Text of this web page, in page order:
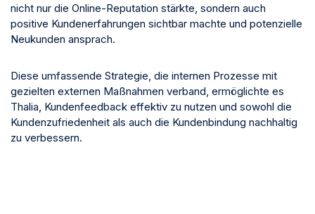
nicht nur die Online-Reputation stärkte, sondern auch
positive Kundenerfahrungen sichtbar machte und potenzielle
Neukunden ansprach.
Diese umfassende Strategie, die internen Prozesse mit
gezielten externen Maßnahmen verband, ermöglichte es
Thalia, Kundenfeedback effektiv zu nutzen und sowohl die
Kundenzufriedenheit als auch die Kundenbindung nachhaltig
zu verbessern.